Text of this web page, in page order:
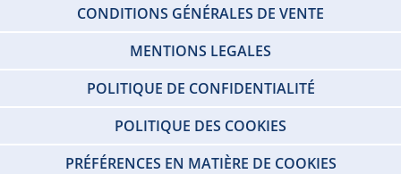
CONDITIONS GÉNÉRALES DE VENTE
MENTIONS LEGALES
POLITIQUE DE CONFIDENTIALITÉ
POLITIQUE DES COOKIES
PRÉFÉRENCES EN MATIÈRE DE COOKIES